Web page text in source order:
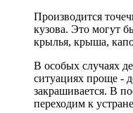
Производится
кузова. Это могут
крылья, крыша,
В особых случаях
ситуациях проще -
закрашивается. В
переходим к